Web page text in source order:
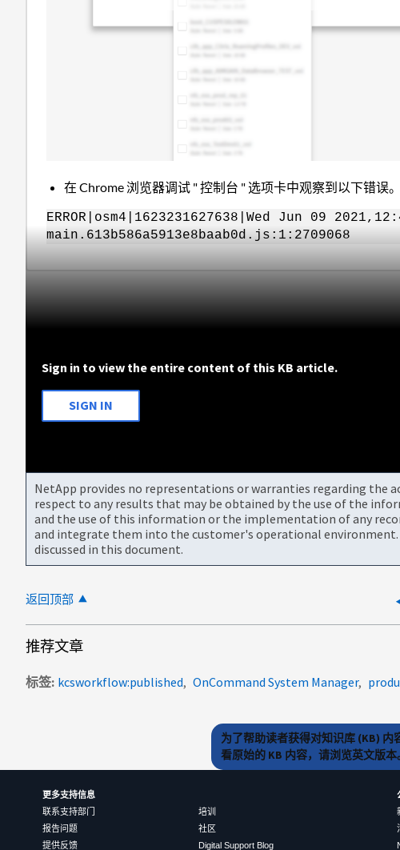
在 Chrome 浏览器调试 " 控制台 " 选项卡中观察到以下错误。
ERROR|osm4|1623231627638|Wed Jun 09
main.613b586a5913e8baab0d.js:1:2709068
Sign in to view the entire content of this KB article.
SIGN IN
NetApp provides no representations or warranties regarding
respect to any results that may be obtained by the use of the
and the use of this information or the implementation of any
and integrate them into the customer's operational
discussed in this document.
返回顶部
推荐文章
标签 kcsworkflow:published OnCommand System Manager
为了帮助读者获得对知识库 (KB)
看原始的 KB 内容，请浏览英文版
更多支持信息
联系支持部门
报告问题
提供反馈
培训
社区
Digital Support Blog